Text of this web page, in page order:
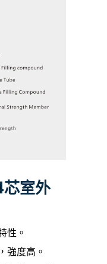
室外
性。
強度高。